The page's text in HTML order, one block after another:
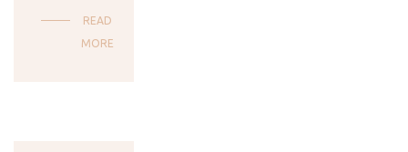
READ
MORE